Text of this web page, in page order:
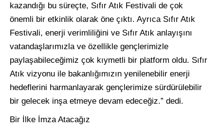
kazandığı bu süreçte, Sıfır Atık Festivali de çok
önemli bir etkinlik olarak öne çıktı. Ayrıca Sıfır Atık
Festivali, enerji verimliliğini ve Sıfır Atık anlayışını
vatandaşlarımızla ve özellikle gençlerimizle
paylaşabileceğimiz çok kıymetli bir platform oldu. Sıfır
Atık vizyonu ile bakanlığımızın yenilenebilir enerji
hedeflerini harmanlayarak gençlerimize sürdürülebilir
bir gelecek inşa etmeye devam edeceğiz.” dedi.
Bir İlke İmza Atacağız